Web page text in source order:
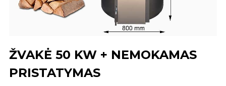
ŽVAKĖ 50 KW + NEMOKAMAS
PRISTATYMAS